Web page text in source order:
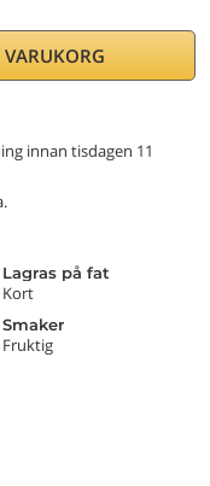
innan tisdagen 11
Lagras på fat
Kort
Smaker
Fruktig